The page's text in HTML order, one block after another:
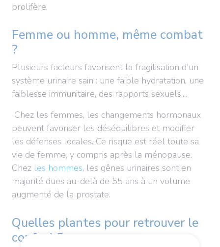
prolifère.
Femme ou homme, même combat
?
Plusieurs facteurs favorisent la fragilisation d'un
système urinaire sain : une faible hydratation, une
faiblesse immunitaire, des rapports sexuels,...
Chez les femmes, les changements hormonaux
peuvent favoriser les déséquilibres et modifier
les défenses locales. Ce risque est réel toute sa
vie de femme, y compris après la ménopause.
Chez les hommes, les gênes urinaires sont en
majorité dues au-delà de 55 ans à un volume
augmenté de la prostate.
Quelles plantes pour retrouver le
confort ?